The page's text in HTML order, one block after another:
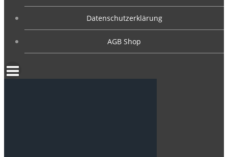
Datenschutzerklärung
AGB Shop